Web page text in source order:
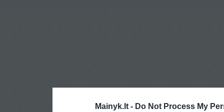
Mainyk.lt - Do Not Process My